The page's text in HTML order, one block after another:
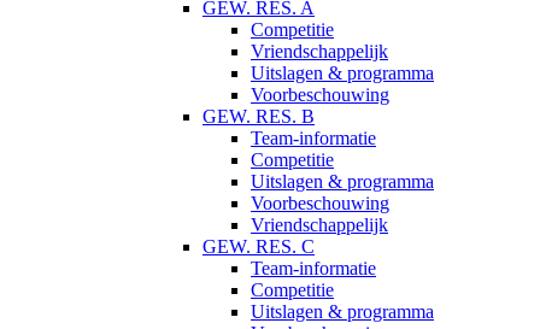
GEW. RES. A
Competitie
Vriendschappelijk
Uitslagen & programma
Voorbeschouwing
GEW. RES. B
Team-informatie
Competitie
Uitslagen & programma
Voorbeschouwing
Vriendschappelijk
GEW. RES. C
Team-informatie
Competitie
Uitslagen & programma